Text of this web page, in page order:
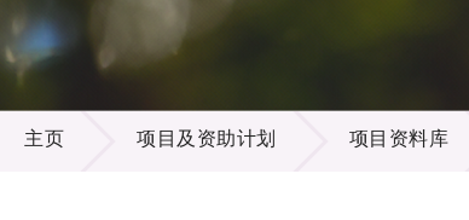
项目及资助计划
主页 项目及资助计划 项目资料库